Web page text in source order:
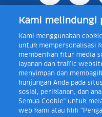
Jl. Raya Bogor KM 5,
Indonesia 13760
4074
Toll Free Layanan
Senin - Jumat,
Kami melindungi
Kami menggunakan
untuk mempersonalisasi
memberikan fitur media
layanan dan traffic
menyimpan dan
kunjungan Anda pada
sosial, periklanan, dan
Semua Cookie" untuk
web kami atau klik